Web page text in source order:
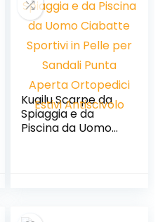
Kuailu Scarpe da
Spiaggia e da
Piscina da Uomo